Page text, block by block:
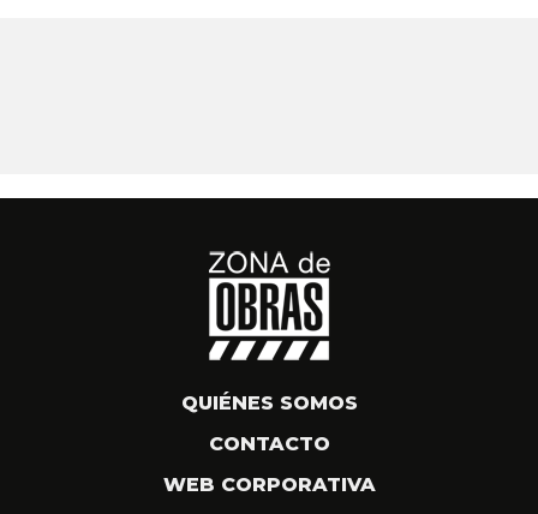
QUIÉNES SOMOS
CONTACTO
WEB CORPORATIVA